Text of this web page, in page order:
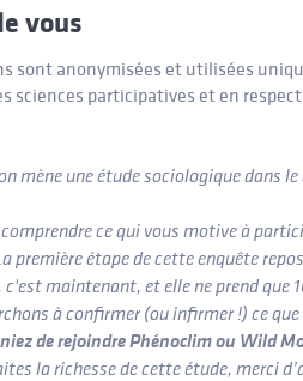
vous
sont anonymisées et utilisées
sciences participatives et en
mène une étude sociologique dans
ce qui vous motive à
première étape de cette enquête
c'est maintenant, et elle ne prend que
à confirmer (ou infirmer !) ce
de rejoindre Phénoclim ou Wild
la richesse de cette étude, merci